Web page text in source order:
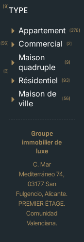
(9)
(56)
(3)
TYPE
Appartement (376)
Commercial (2)
Maison
quadruple
(9)
Résidentiel (93)
Maison de
ville
(56)
Groupe
immobilier de
luxe
C. Mar
Mediterráneo 74,
03177 San
Fulgencio, Alicante.
PREMIER ÉTAGE.
Comunidad
Valenciana.